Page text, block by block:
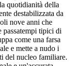
quotidianità della
destabilizzata da
nove anni che
passatempi tipici di
come una farsa
e mette a nudo i
del nucleo familiare.